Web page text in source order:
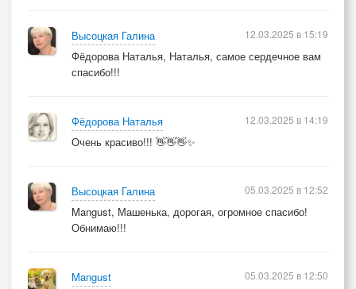
Высоцкая Галина
Фёдорова Наталья, Наталья, самое сердечное вам
спасибо!!!
12.03.2025 в 15:19
Фёдорова Наталья
Очень красиво!!! 👋👋👋✨
12.03.2025 в 14:19
Высоцкая Галина
Mangust, Машенька, дорогая, огромное спасибо!
Обнимаю!!!
05.03.2025 в 12:52
Mangust
05.03.2025 в 12:50